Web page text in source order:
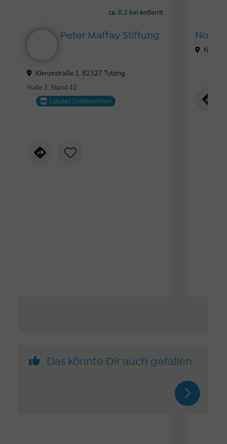
ca.0,2 kmentfernt
Peter Maffay Stiftung
Klenzestraße 1, 82327 Tutzing
Halle 3, Stand 42
Lokales Unternehmen
Das könnte Dir auch gefallen